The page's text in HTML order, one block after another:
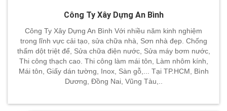
Công Ty Xây Dựng An Bình
Công Ty Xây Dựng An Bình Với nhiều năm kinh nghiệm
trong lĩnh vực cải tạo, sửa chữa nhà, Sơn nhà đẹp. Chống
thấm dột triệt để, Sửa chữa điện nước, Sửa máy bơm nước,
Thi công thạch cao. Thi công làm mái tôn, Làm nhôm kính,
Mái tôn, Giấy dán tường, Inox, Sàn gỗ,... Tại TP.HCM, Bình
Dương, Đồng Nai, Vũng Tàu,..